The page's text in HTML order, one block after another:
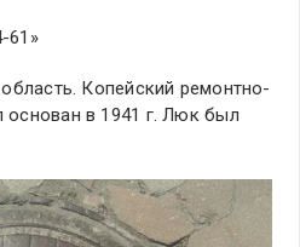
61»
Копейский ремонтно-
основан в 1941 г. Люк был